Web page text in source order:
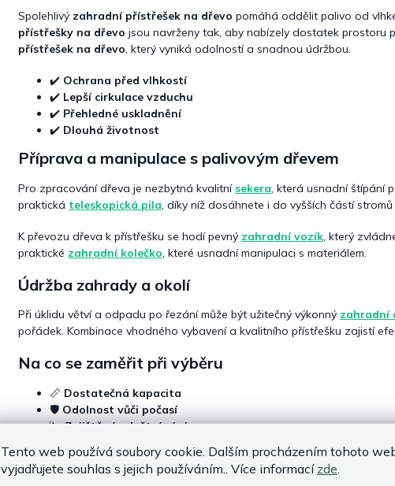
Tento web používá soubory cookie. Dalším procházením tohoto
vyjadřujete souhlas s jejich používáním.. Více informací zde
í
p
r
v
Spolehlivý zahradní přístřešek na dřevo pomáhá oddělit palivo od
přístřešky na dřevo jsou navrženy tak, aby nabízely dostatek prostoru
přístřešek na dřevo, který vyniká odolností a snadnou údržbou.
✔️ Ochrana před vlhkostí
✔️ Lepší cirkulace vzduchu
✔️ Přehledné uskladnění
✔️ Dlouhá životnost
Příprava a manipulace s palivovým dřevem
Pro zpracování dřeva je nezbytná kvalitní sekera, která usnadní štípání
praktická teleskopická pila, díky níž dosáhnete i do vyšších částí
K převozu dřeva k přístřešku se hodí pevný zahradní vozík, který
praktické zahradní kolečko, které usnadní manipulaci s materiálem.
Údržba zahrady a okolí
Při úklidu větví a odpadu po řezání může být užitečný výkonný zahradní
pořádek. Kombinace vhodného vybavení a kvalitního přístřešku zajistí
Na co se zaměřit při výběru
📏 Dostatečná kapacita
🛡️ Odolnost vůči počasí
🌬️Zajištěné odvětrávání
Přístřešky na palivové dřevo jako praktická